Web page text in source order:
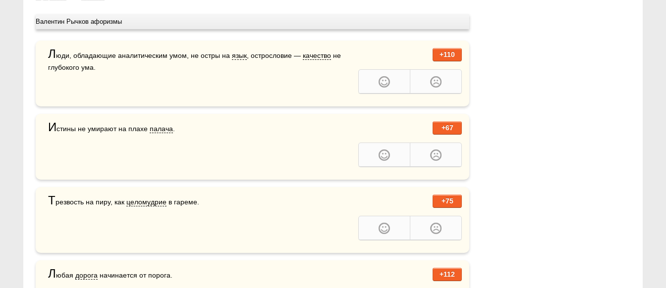
Валентин Рычков афоризмы
+110
Люди, обладающие аналитическим умом, не остры на язык , острословие — качество не
глубокого ума.
+67
Истины не умирают на плахе палача
+75
Трезвость на пиру, как целомудрие в гареме.
+112
Любая дорога начинается от порога.